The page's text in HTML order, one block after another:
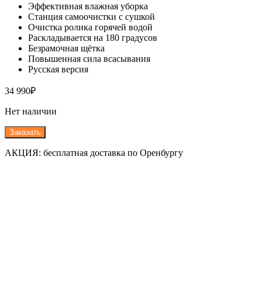
Эффективная влажная уборка
Станция самоочистки с сушкой
Очистка ролика горячей водой
Раскладывается на 180 градусов
Безрамочная щётка
Повышенная сила всасывания
Русская версия
34 990₽
Нет наличии
Заказать
АКЦИЯ: бесплатная доставка по Оренбургу